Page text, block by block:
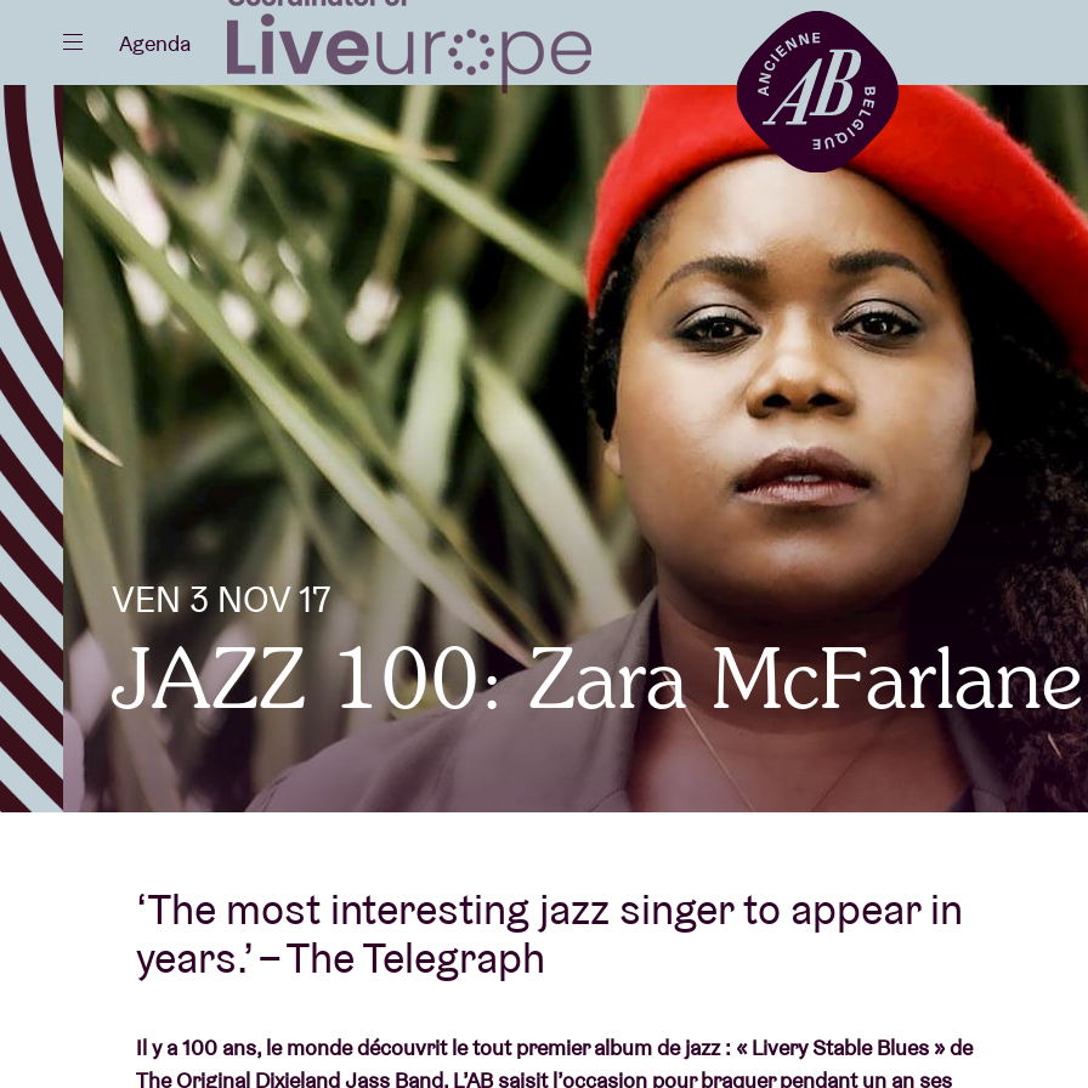
Fermer
Agenda
Projets
Actualités
Infos visiteurs
AB ❤ you
Location de
BRDCST
ABtv
Chèque-
À propos de
Contact
Agenda
VEN 3 NOV 17
JAZZ 100: Zara McFarlane
‘The most interesting jazz singer to appear in
years.’ – The Telegraph
Il y a 100 ans, le monde découvrit le tout premier album de jazz : « Livery Stable Blues » de
The Original Dixieland Jass Band. L’AB saisit l’occasion pour braquer pendant un an ses